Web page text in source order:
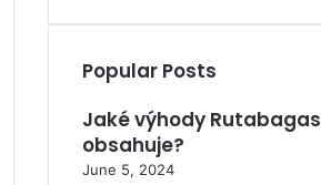
Popular Posts
Jaké výhody Rutabagas
obsahuje?
June 5, 2024